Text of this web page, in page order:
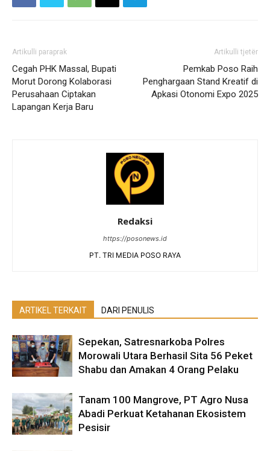
Artikulli paraprak
Cegah PHK Massal, Bupati
Morut Dorong Kolaborasi
Perusahaan Ciptakan
Lapangan Kerja Baru
Artikulli tjetër
Pemkab Poso Raih
Penghargaan Stand Kreatif di
Apkasi Otonomi Expo 2025
Redaksi
https://posonews.id
PT. TRI MEDIA POSO RAYA
ARTIKEL TERKAIT DARI PENULIS
Sepekan, Satresnarkoba Polres
Morowali Utara Berhasil Sita 56 Peket
Shabu dan Amakan 4 Orang Pelaku
Tanam 100 Mangrove, PT Agro Nusa
Abadi Perkuat Ketahanan Ekosistem
Pesisir